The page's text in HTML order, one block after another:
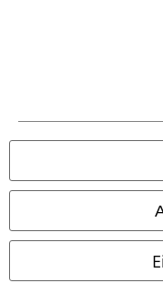
EMP Online Shops
EMP International